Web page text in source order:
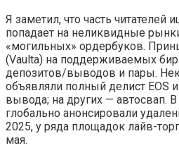
Я заметил, что часть читателей
попадает на неликвидные
«могильных» ордербуков.
(Vaulta) на поддерживаемых
депозитов/выводов и пары.
объявляли полный делист EOS
вывода; на других — автосвап.
глобально анонсировали
2025, у ряда площадок лайв-
мая.